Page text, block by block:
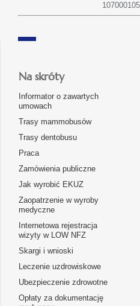
Na skróty
Informator o zawartych
umowach
Trasy mammobusów
Trasy dentobusu
Praca
Zamówienia publiczne
Jak wyrobić EKUZ
Zaopatrzenie w wyroby
medyczne
Internetowa rejestracja
wizyty w LOW NFZ
Skargi i wnioski
Leczenie uzdrowiskowe
Ubezpieczenie zdrowotne
Opłaty za dokumentację